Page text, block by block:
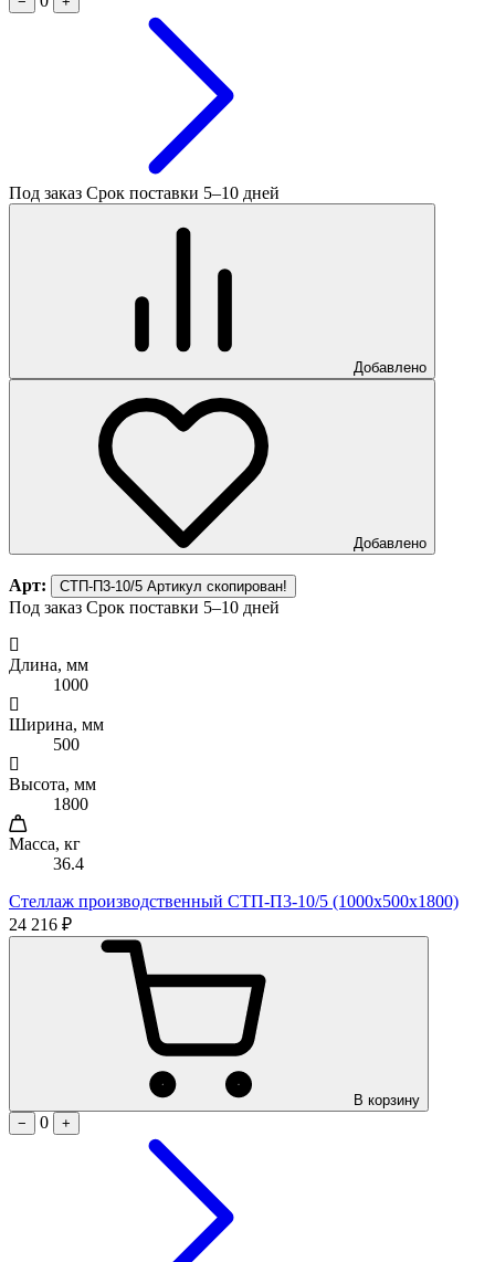
Под заказ Срок поставки 5–10 дней
Добавлено
Добавлено
Арт: СТП-П3-10/5 Артикул скопирован!
Под заказ Срок поставки 5–10 дней
Длина, мм
1000
Ширина, мм
500
Высота, мм
1800
Масса, кг
36.4
Стеллаж производственный СТП-П3-10/5 (1000х500х1800)
24 216 ₽
В корзину
−
0 +